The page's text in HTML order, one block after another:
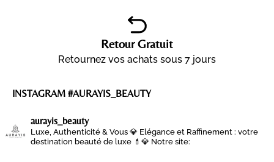
Retour Gratuit
Retournez vos achats sous 7 jours
INSTAGRAM #AURAYIS_BEAUTY
aurayis_beauty
Luxe, Authenticité & Vous 💎 Elégance et Raffinement : votre
destination beauté de luxe 💄💎 Notre site: